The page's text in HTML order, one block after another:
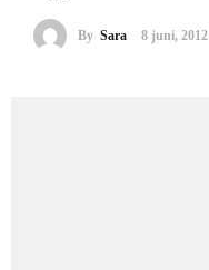
By Sara 8 juni, 2012